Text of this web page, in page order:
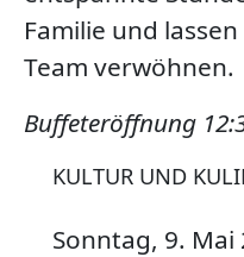
Familie und
Team verwöhnen.
Buffeteröffnung
KULTUR UND
Sonntag, 9. Mai